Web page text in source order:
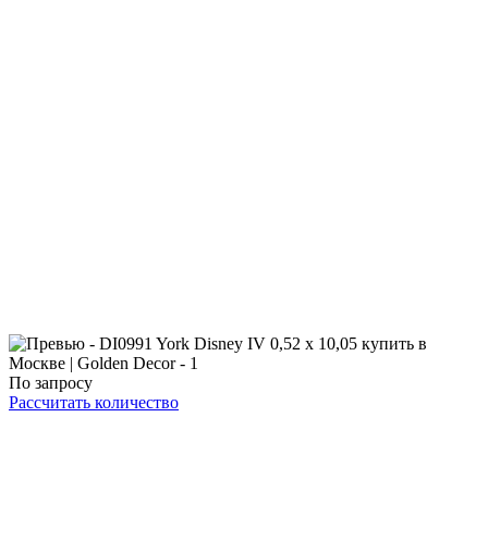
По запросу
Рассчитать количество